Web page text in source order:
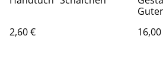
2,60 €